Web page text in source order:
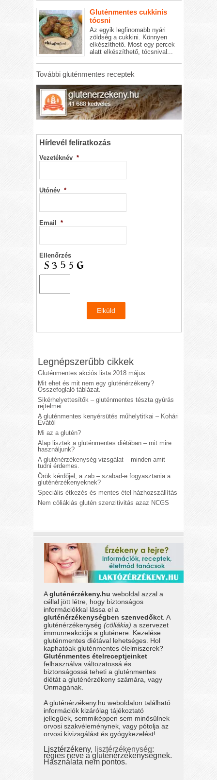
Gluténmentes cukkinis
tócsni
Az egyik legfinomabb nyári
zöldség a cukkini. Könnyen
elkészíthető. Most egy percek
alatt elkészíthető, tócsnival...
További gluténmentes receptek
Hírlevél feliratkozás
Vezetéknév *
Utónév *
Email *
Ellenőrzés
Legnépszerűbb cikkek
Gluténmentes akciós lista 2018 május
Mit ehet és mit nem egy gluténérzékeny?
Összefoglaló táblázat.
Sikérhelyettesítők – gluténmentes tészta gyúrás
rejtelmei
A gluténmentes kenyérsütés műhelytitkai – Kohári
Évától
Mi az a glutén?
Alap lisztek a gluténmentes diétában – mit mire
használjunk?
A gluténérzékenység vizsgálat – minden amit
tudni érdemes.
Örök kérdőjel, a zab – szabad-e fogyasztania a
gluténérzékenyeknek?
Speciális étkezés és mentes étel házhozszállítás
Nem cöliákiás glutén szenzitivitás azaz NCGS
Agluténérzékeny.hu weboldal azzal a
céllal jött létre, hogy biztonságos
információkkal lássa el a
gluténérzékenységben szenvedőket. A
gluténérzékenység(cöliákia) a szervezet
immunreakciója a gluténere. Kezelése
gluténmentes diétával lehetséges. Hol
kaphatóak gluténmentes élelmiszerek?
Gluténmentes ételreceptjeinket
felhasználva változatossá és
biztonságossá teheti a gluténmentes
diétát a gluténérzékeny számára, vagy
Önmagának.
A gluténérzékeny.hu weboldalon található
információk kizárólag tájékoztató
jellegűek, semmiképpen sem minősülnek
orvosi szakvéleménynek, vagy pótolja az
orvosi kivizsgálást és gyógykezelést!
Lisztérzékeny, lisztérzékenység:
régies neve a gluténérzékenységnek.
Használata nem pontos.